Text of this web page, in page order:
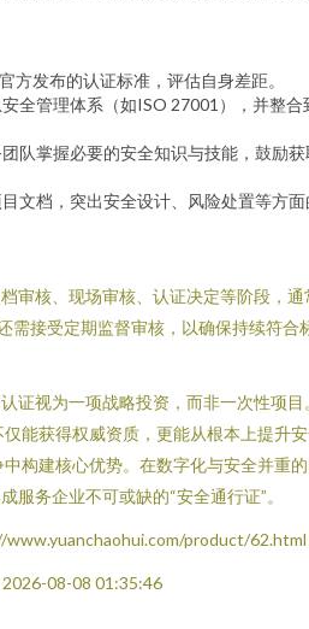
方发布的认证标准，评估自身差距。
全管理体系（如ISO 27001），并整合
队掌握必要的安全知识与技能，鼓励获
文档，突出安全设计、风险处置等方面
审核、现场审核、认证决定等阶段，通
需接受定期监督审核，以确保持续符合
证视为一项战略投资，而非一次性项目
能获得权威资质，更能从根本上提升
构建核心优势。在数字化与安全并重
服务企业不可或缺的“安全通行证”。
product/62.html
08-08 01:35:46